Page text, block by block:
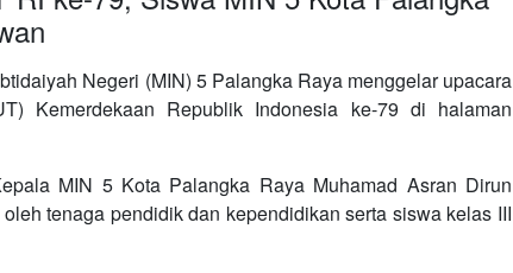
Negeri (MIN) 5 Palangka Raya menggelar upacara
Kemerdekaan Republik Indonesia ke-79 di halaman
MIN 5 Kota Palangka Raya Muhamad Asran Dirun
tenaga pendidik dan kependidikan serta siswa kelas III